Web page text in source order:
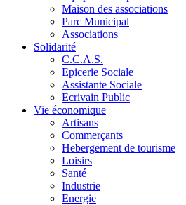
Maison des associations
Parc Municipal
Associations
Solidarité
C.C.A.S.
Epicerie Sociale
Assistante Sociale
Ecrivain Public
Vie économique
Artisans
Commerçants
Hebergement de tourisme
Loisirs
Santé
Industrie
Energie